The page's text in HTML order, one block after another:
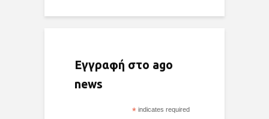
Εγγραφή στο ago
news
* indicates required